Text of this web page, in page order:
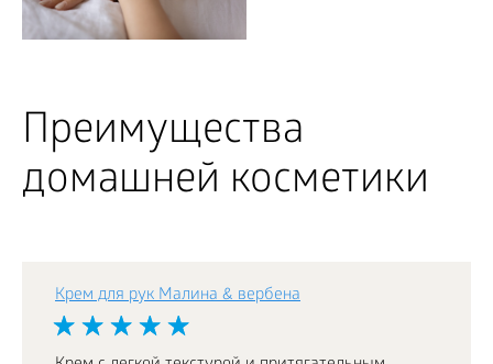
Преимущества
домашней косметики
Крем для рук Малина & вербена